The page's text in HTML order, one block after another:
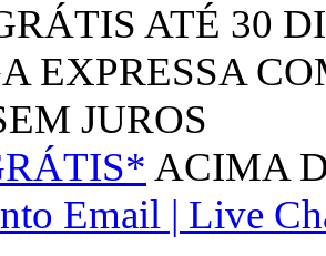
ATÉ 30
EXPRESSA
JUROS
ACIMA
Email | Live